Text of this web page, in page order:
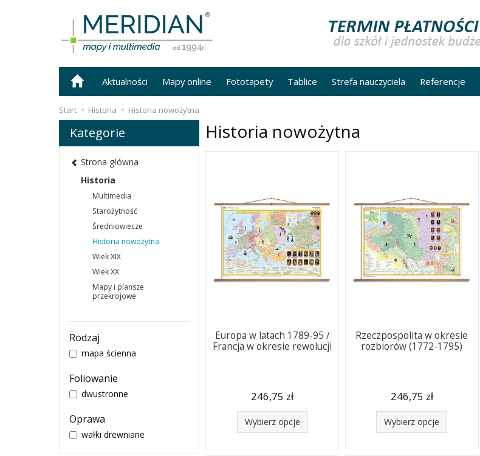
Aktualności Mapy online Fototapety Tablice Strefa nauczyciela Referencje
Start Historia Historia nowożytna
Historia nowożytna
Europa w latach 1789-95 /
Francja w okresie rewolucji
246,75 zł
Wybierz opcje
Rzeczpospolita w okresie
rozbiorów (1772-1795)
246,75 zł
Wybierz opcje
Kategorie
Strona główna
Historia
Multimedia
Starożytność
Średniowiecze
Historia nowożytna
Wiek XIX
Wiek XX
Mapy i plansze
przekrojowe
Rodzaj
mapa ścienna
Foliowanie
dwustronne
Oprawa
wałki drewniane